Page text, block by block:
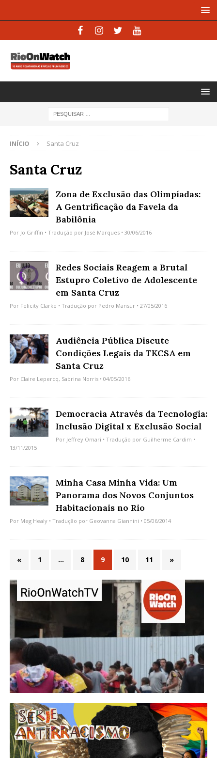
INÍCIO Santa Cruz
Santa Cruz
Zona de Exclusão das Olimpíadas:
A Gentrificação da Favela da
Babilônia
Por Jo Griffin • Tradução por José Marques • 30/06/2016
Redes Sociais Reagem a Brutal
Estupro Coletivo de Adolescente
em Santa Cruz
Por Felicity Clarke • Tradução por Pedro Mansur • 27/05/2016
Audiência Pública Discute
Condições Legais da TKCSA em
Santa Cruz
Por Claire Lepercq, Sabrina Norris • 04/05/2016
Democracia Através da Tecnologia:
Inclusão Digital x Exclusão Social
Por Jeffrey Omari • Tradução por Guilherme Cardim •
13/11/2015
Minha Casa Minha Vida: Um
Panorama dos Novos Conjuntos
Habitacionais no Rio
Por Meg Healy • Tradução por Geovanna Giannini • 05/06/2014
« 1 … 8 9 10 11 »